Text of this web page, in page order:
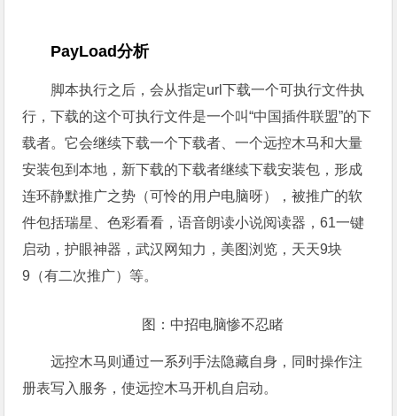
最终，成功利用SHRes执行攻击脚本，通过cmd写
在对攻击代码的分析中，我们发现至少包含了这两
种攻击脚本：
PayLoad分析
脚本执行之后，会从指定url下载一个可执行文件执
行，下载的这个可执行文件是一个叫“中国插件联盟”的下
安装包到本地，新下载的下载者继续下载安装包，形成